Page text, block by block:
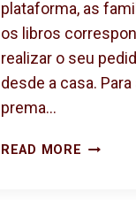
plataforma, as
os libros
realizar o seu
desde a casa.
prema…
READ MORE C